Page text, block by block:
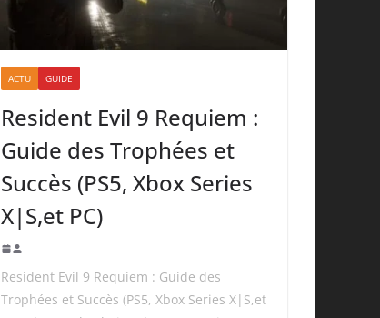
ACTU GUIDE
Resident Evil 9 Requiem :
Guide des Trophées et
Succès (PS5, Xbox Series
X|S,et PC)
Resident Evil 9 Requiem : Guide des
Trophées et Succès (PS5, Xbox Series X|S,et